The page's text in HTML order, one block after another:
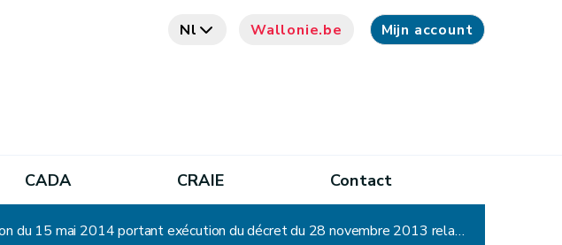
Nl Wallonie.be Mijn account
CADA CRAIE Contact
Arrêté du Gouvernement wallon modifiant l'arrêté du Gouvernement wallon du 15 mai 2014 portant exécution du décret du 28 novembre 2013 relatif à la performance énergétique des bâtiments